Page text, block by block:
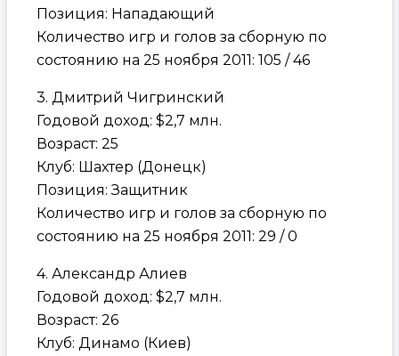
Позиция: Нападающий
Количество игр и голов за сборную по
состоянию на 25 ноября 2011: 105 / 46
3. Дмитрий Чигринский
Годовой доход: $2,7 млн.
Возраст: 25
Клуб: Шахтер (Донецк)
Позиция: Защитник
Количество игр и голов за сборную по
состоянию на 25 ноября 2011: 29 / 0
4. Александр Алиев
Годовой доход: $2,7 млн.
Возраст: 26
Клуб: Динамо (Киев)